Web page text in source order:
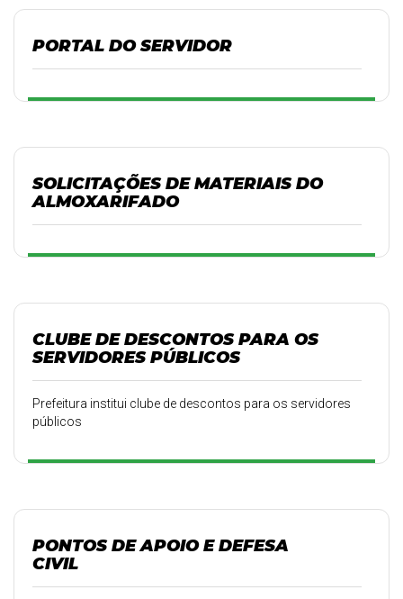
PORTAL DO SERVIDOR
SOLICITAÇÕES DE MATERIAIS DO
ALMOXARIFADO
CLUBE DE DESCONTOS PARA OS
SERVIDORES PÚBLICOS
Prefeitura institui clube de descontos para os servidores
públicos
PONTOS DE APOIO E DEFESA
CIVIL